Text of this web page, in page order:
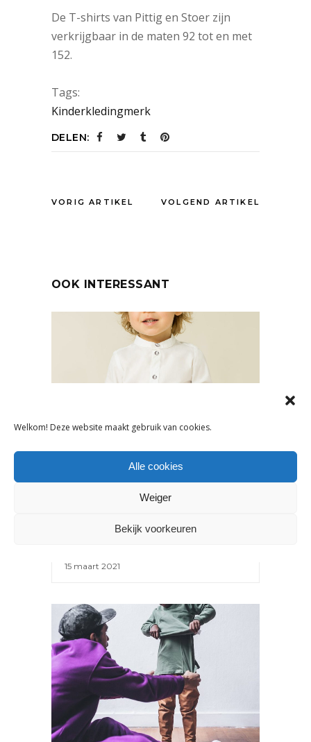
Welkom! Deze website maakt gebruik van cookies.
Alle cookies
Weiger
Bekijk voorkeuren
De T-shirts van Pittig en Stoer zijn
verkrijgbaar in de maten 92 tot en met
152.
Tags:
Kinderkledingmerk
DELEN:
VORIG ARTIKEL VOLGEND ARTIKEL
OOK INTERESSANT
IVY & OAK LANCEERT TWEEDE
15 maart 2021